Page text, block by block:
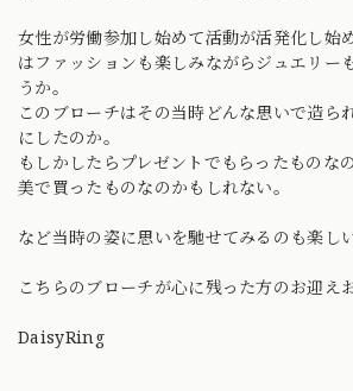
女性が労働参加し始めて活動が活発化し始
はファッションも楽しみながらジュエリー
うか。
このブローチはその当時どんな思いで造ら
にしたのか。
もしかしたらプレゼントでもらったものな
美で買ったものなのかもしれない。
など当時の姿に思いを馳せてみるのも楽し
こちらのブローチが心に残った方のお迎え
DaisyRing